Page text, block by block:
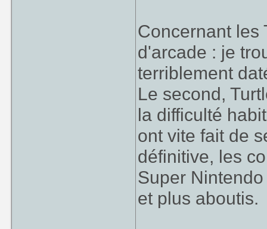
Concernant les
d'arcade : je
terriblement
Le second,
la difficulté
ont vite fait de
définitive, les
Super
et plus aboutis.